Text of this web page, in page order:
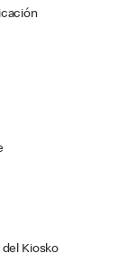
Kiosko